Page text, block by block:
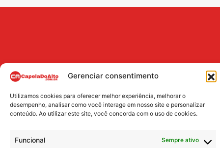
Gerenciar consentimento
Utilizamos cookies para oferecer melhor experiência, melhorar o
desempenho, analisar como você interage em nosso site e personalizar
conteúdo. Ao utilizar este site, você concorda com o uso de cookies.
Funcional Sempre ativo
BUSCA
Search